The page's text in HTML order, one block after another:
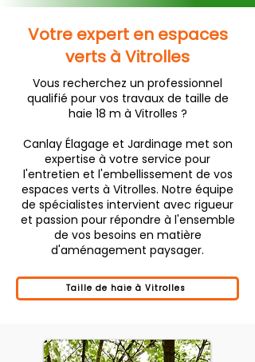
Votre expert en espaces
verts à Vitrolles
Vous recherchez un professionnel
qualifié pour vos travaux de taille de
haie 18 m à Vitrolles ?
Canlay Élagage et Jardinage met son
expertise à votre service pour
l'entretien et l'embellissement de vos
espaces verts à Vitrolles. Notre équipe
de spécialistes intervient avec rigueur
et passion pour répondre à l'ensemble
de vos besoins en matière
d'aménagement paysager.
Taille de haie à Vitrolles